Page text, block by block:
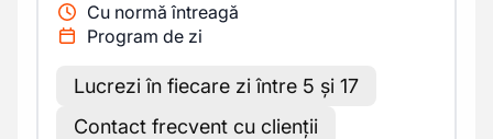
Cu normă întreagă
Program de zi
Lucrezi în fiecare zi între 5 și 17
Contact frecvent cu clienții